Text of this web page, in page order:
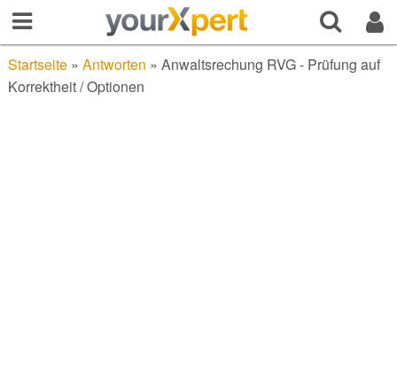
Startseite» Antworten » Anwaltsrechung RVG - Prüfung auf
Korrektheit / Optionen